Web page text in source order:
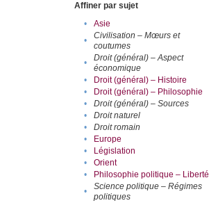
Affiner par sujet
•
Asie
•
Civilisation – Mœurs et
coutumes
•
Droit (général) – Aspect
économique
• Droit (général) – Histoire
•
Droit (général) – Philosophie
•
Droit (général) – Sources
•
Droit naturel
•
Droit romain
•
Europe
•
Législation
•
Orient
•
Philosophie politique – Liberté
•
Science politique – Régimes
politiques